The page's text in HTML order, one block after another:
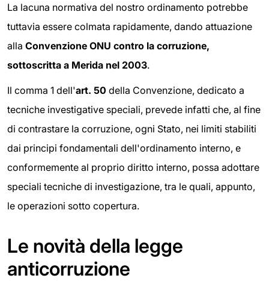
La lacuna normativa del nostro ordinamento potrebbe
tuttavia essere colmata rapidamente, dando attuazione
alla Convenzione ONU contro la corruzione,
sottoscritta a Merida nel 2003.
Il comma 1 dell'art. 50 della Convenzione, dedicato a
tecniche investigative speciali, prevede infatti che, al fine
di contrastare la corruzione, ogni Stato, nei limiti stabiliti
dai principi fondamentali dell'ordinamento interno, e
conformemente al proprio diritto interno, possa adottare
speciali tecniche di investigazione, tra le quali, appunto,
le operazioni sotto copertura.
Le novità della legge
anticorruzione